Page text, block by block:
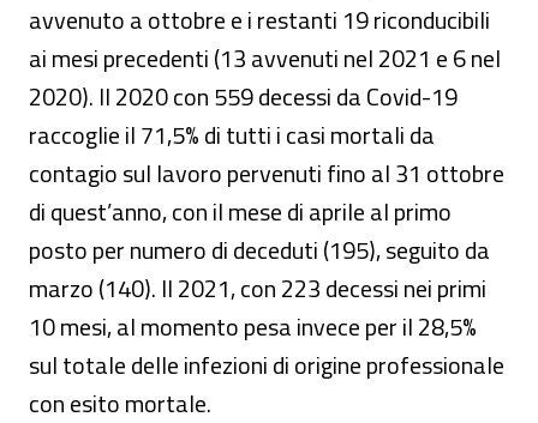
avvenuto a ottobre e i restanti 19 riconducibili
ai mesi precedenti (13 avvenuti nel 2021 e 6 nel
2020). Il 2020 con 559 decessi da Covid-19
raccoglie il 71,5% di tutti i casi mortali da
contagio sul lavoro pervenuti fino al 31 ottobre
di quest’anno, con il mese di aprile al primo
posto per numero di deceduti (195), seguito da
marzo (140). Il 2021, con 223 decessi nei primi
10 mesi, al momento pesa invece per il 28,5%
sul totale delle infezioni di origine professionale
con esito mortale.